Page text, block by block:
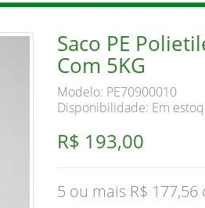
Saco PE
Com 5KG
Modelo: PE70900010
Disponibilidade: Em
R$ 193,00
5 ou mais R$ 177,56